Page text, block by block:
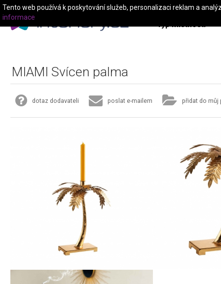
Typ místnosti
MIAMI Svícen palma
dotaz dodavateli poslat e-mailem přidat do můj
Tento web používá k poskytování služeb, personalizaci reklam a
informace